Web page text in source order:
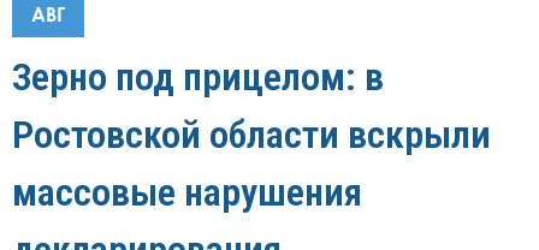
АВГ
Зерно под прицелом: в
Ростовской области вскрыли
массовые нарушения